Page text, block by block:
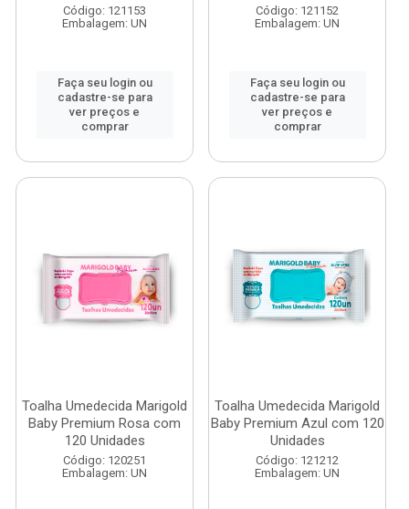
Código: 121153
Embalagem: UN
Faça seu login ou
cadastre-se para
ver preços e
comprar
Código: 121152
Embalagem: UN
Faça seu login ou
cadastre-se para
ver preços e
comprar
Toalha Umedecida Marigold
Baby Premium Rosa com
120 Unidades
Código: 120251
Embalagem: UN
Toalha Umedecida Marigold
Baby Premium Azul com 120
Unidades
Código: 121212
Embalagem: UN